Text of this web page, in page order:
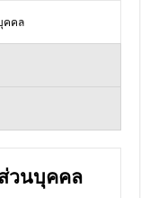
คคล
วนบุคคล